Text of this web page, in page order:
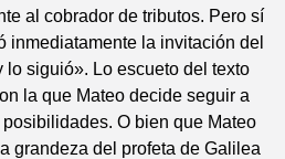
al cobrador de tributos. Pero sí
inmediatamente la invitación del
lo siguió». Lo escueto del texto
la que Mateo decide seguir a
O bien que Mateo
grandeza del profeta de Galilea